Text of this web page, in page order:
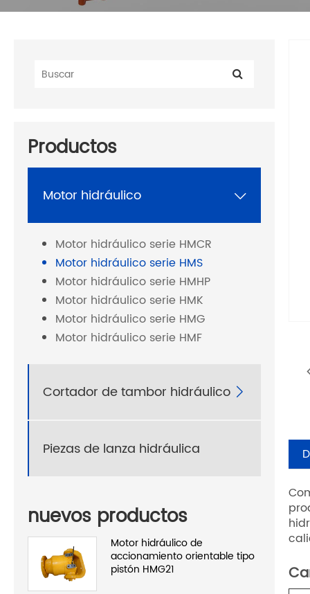
Productos
Motor hidráulico 
Motor hidráulico serie HMCR
Motor hidráulico serie HMS
Motor hidráulico serie HMHP
Motor hidráulico serie HMK
Motor hidráulico serie HMG
Motor hidráulico serie HMF
Cortador de tambor hidráulico 
Piezas de lanza hidráulica
nuevos productos
Motor hidráulico de
accionamiento orientable tipo
pistón HMG21